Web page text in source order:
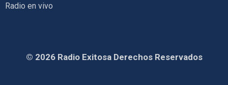
Radio en vivo
© 2026 Radio Exitosa Derechos Reservados